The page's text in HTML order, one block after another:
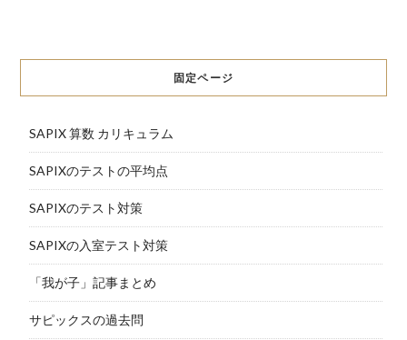
固定ページ
SAPIX 算数 カリキュラム
SAPIXのテストの平均点
SAPIXのテスト対策
SAPIXの入室テスト対策
「我が子」記事まとめ
サピックスの過去問